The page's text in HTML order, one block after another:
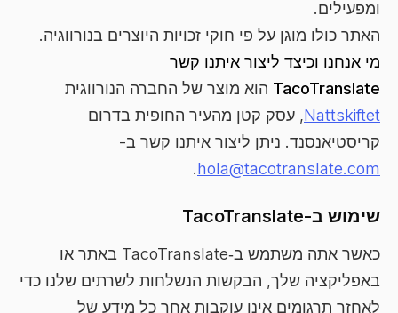
ומפעילים.
האתר כולו מוגן על פי חוקי זכויות היוצרים בנורווגיה.
מי אנחנו וכיצד ליצור איתנו קשר
TacoTranslate הוא מוצר של החברה הנורווגית
Nattskiftet, עסק קטן מהעיר החופית בדרום
קריסטיאנסנד. ניתן ליצור איתנו קשר ב-
hola@tacotranslate.com
.
שימוש ב-TacoTranslate
כאשר אתה משתמש ב‑TacoTranslate באתר או
באפליקציה שלך, הבקשות הנשלחות לשרתים שלנו כדי
לאחזר תרגומים אינן עוקבות אחר כל מידע של